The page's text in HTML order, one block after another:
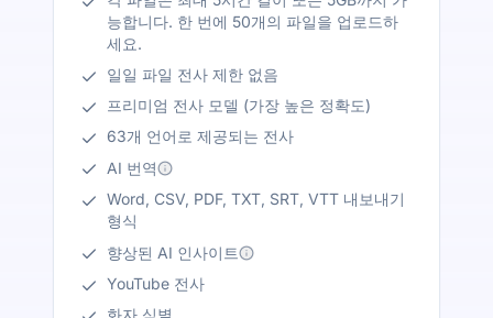
능합니다. 한 번에 50개의 파일을 업로드하
세요.
일일 파일 전사 제한 없음
프리미엄 전사 모델 (가장 높은 정확도)
63개 언어로 제공되는 전사
AI 번역
Word, CSV, PDF, TXT, SRT, VTT 내보내기
형식
향상된 AI 인사이트
YouTube 전사
화자 식별